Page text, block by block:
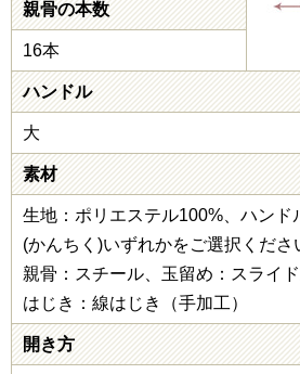
親骨の本数
16本
ハンドル
大
素材
生地：ポリエステル100%、ハンド
(かんちく)いずれかをご選択くださ
親骨：スチール、玉留め：スライ
はじき：線はじき（手加工）
開き方